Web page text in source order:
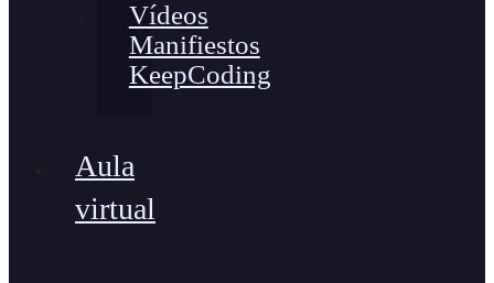
Vídeos
Manifiestos
KeepCoding
Aula
virtual